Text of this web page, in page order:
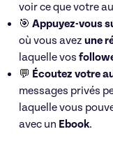
voir ce que votre
🎯 Appuyez-vous
où vous avez une
laquelle vos
💬 Écoutez votre
messages privés
laquelle vous
avec un Ebook.